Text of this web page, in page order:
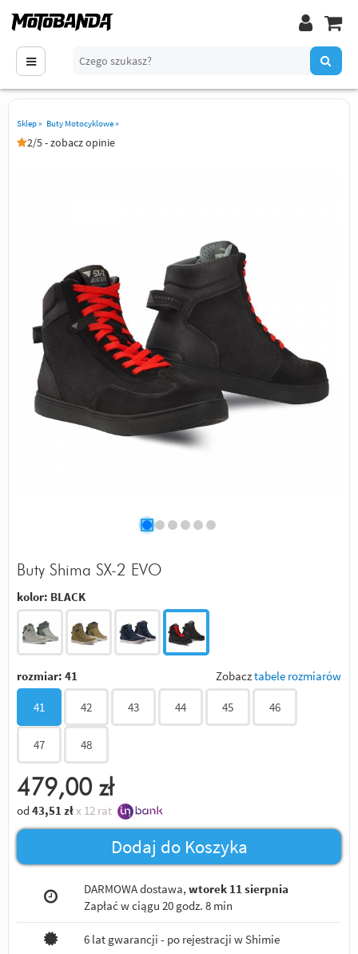
Sklep» Buty Motocyklowe»
2/5 - zobacz opinie
Buty Shima SX-2 EVO
kolor: BLACK
rozmiar: 41 Zobacztabele rozmiarów
41 42 43 44 45 46
47 48
479,00 zł
od 43,51 zł x 12 rat
Dodaj do Koszyka
DARMOWA dostawa,wtorek 11 sierpnia
Zapłać w ciągu20 godz. 8 min
6 lat gwarancji - po rejestracji w Shimie